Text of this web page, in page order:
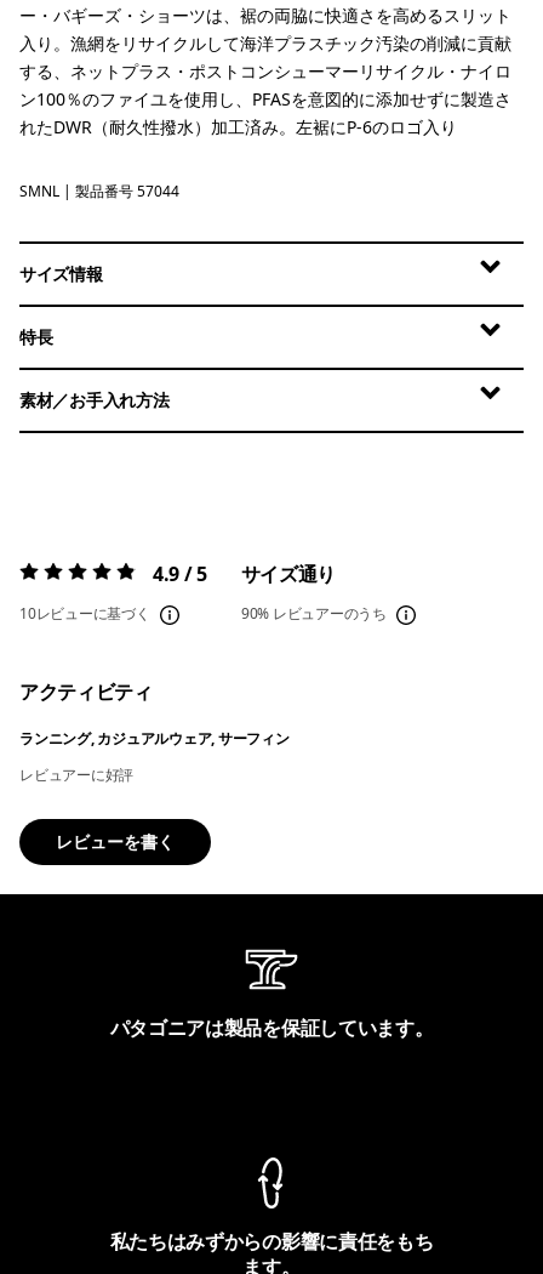
ー・バギーズ・ショーツは、裾の両脇に快適さを高めるスリット
入り。漁網をリサイクルして海洋プラスチック汚染の削減に貢献
する、ネットプラス・ポストコンシューマーリサイクル・ナイロ
ン100％のファイユを使用し、PFASを意図的に添加せずに製造さ
れたDWR（耐久性撥水）加工済み。左裾にP-6のロゴ入り
Small Sunshine: Natural
SMNL | 製品番号 57044
サイズ情報
特長
素材／お手入れ方法
評価:4.9 / 5 4.9 / 5
10レビューに基づく
サイズ通り
90% レビュアーのうち
アクティビティ
ランニング, カジュアルウェア, サーフィン
レビュアーに好評
レビューを書く
パタゴニアは製品を保証しています。
私たちはみずからの影響に責任をもち
ます。